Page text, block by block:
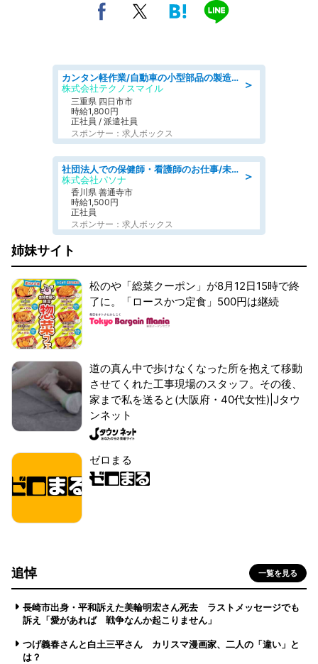
＞
カンタン軽作業/自動車の小型部品の製造オペレーター denso aichi
株式会社テクノスマイル
三重県 四日市市
時給1,800円
正社員 / 派遣社員
スポンサー：求人ボックス
＞
社団法人での保健師・看護師のお仕事/未経験OK/要資格:普通免許、保健師、正看護師
株式会社パソナ
香川県 善通寺市
時給1,500円
正社員
スポンサー：求人ボックス
姉妹サイト
松のや「総菜クーポン」が8月12日15時で終
了に。「ロースかつ定食」500円は継続
道の真ん中で歩けなくなった所を抱えて移動
させてくれた工事現場のスタッフ。その後、
家まで私を送ると(大阪府・40代女性)|Jタウ
ンネット
ゼロまる
追悼 一覧を見る
長崎市出身・平和訴えた美輪明宏さん死去 ラストメッセージでも
訴え「愛があれば 戦争なんか起こりません」
つげ義春さんと白土三平さん カリスマ漫画家、二人の「違い」と
は？